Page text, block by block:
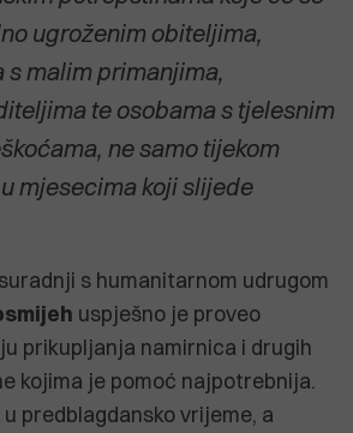
ugroženim obiteljima,
malim primanjima,
te osobama s tjelesnim
ne samo tijekom
mjesecima koji slijede
s humanitarnom udrugom
uspješno je proveo
prikupljanja namirnica i drugih
kojima je pomoć najpotrebnija.
predblagdansko vrijeme, a